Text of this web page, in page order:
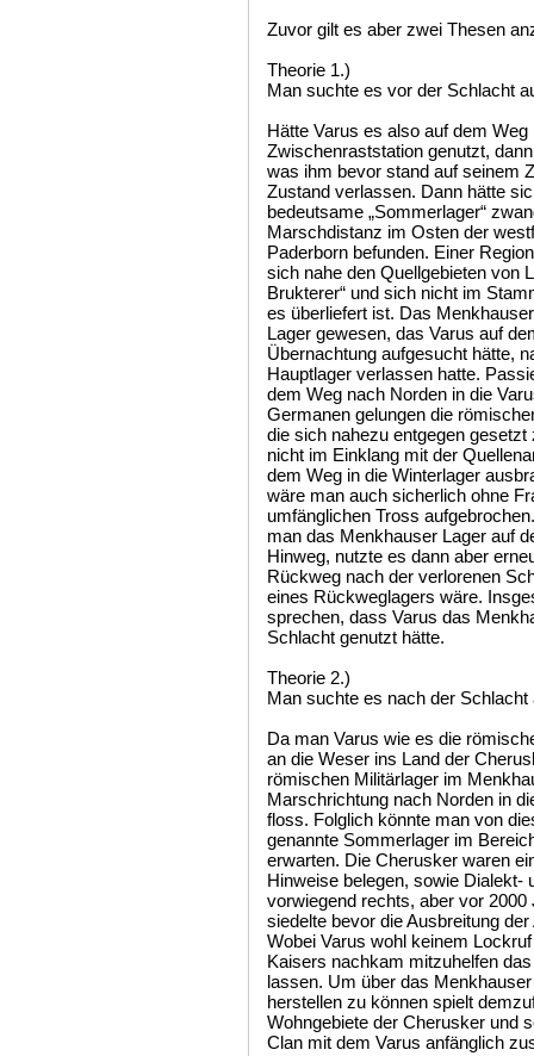
Zuvor gilt es aber zwei Thesen
Theorie 1.)
Man suchte es vor der Schlacht
Hätte Varus es also auf dem
Zwischenraststation genutzt,
was ihm bevor stand auf seinem
Zustand verlassen. Dann hätte
bedeutsame „Sommerlager“
Marschdistanz im Osten der
Paderborn befunden. Einer
sich nahe den Quellgebieten von
Brukterer“ und sich nicht im
es überliefert ist. Das
Lager gewesen, das Varus auf
Übernachtung aufgesucht hätte,
Hauptlager verlassen hatte.
dem Weg nach Norden in die
Germanen gelungen die
die sich nahezu entgegen
nicht im Einklang mit der
dem Weg in die Winterlager
wäre man auch sicherlich ohne
umfänglichen Tross
man das Menkhauser Lager auf
Hinweg, nutzte es dann aber
Rückweg nach der verlorenen
eines Rückweglagers wäre.
sprechen, dass Varus das
Schlacht genutzt hätte.
Theorie 2.)
Man suchte es nach der
Da man Varus wie es die römische Geschichtsschreibung überlieferte an die Weser ins Land der Cherusker gelockt hatte gibt die Lage des römischen Militärlager im Menkhauser Bachtal eine deutliche Marschrichtung nach Norden in die Region vor durch die die Weser floss. Folglich könnte man von dieser Warte aus betrachtet das so genannte Sommerlager im Bereich der Weserschleife bei Vlotho erwarten. Die Cherusker waren ein Stamm der wie geographische Hinweise belegen, sowie Dialekt- und Keramikforschungen zeigen vorwiegend rechts, aber vor 2000 Jahren auch noch links der Weser siedelte bevor die Ausbreitung der Angrivarier sie nach Osten abdrängte. Wobei Varus wohl keinem Lockruf folgte, sondern dem Befehl des Kaisers nachkam mitzuhelfen das Reich nach Osten expandieren zu lassen. Um über das Menkhauser Lager eine Verbindung zur Schlacht herstellen zu können spielt demzufolge sowohl die Lage der Wohngebiete der Cherusker und somit auch der Ort wo der Segimer Clan mit dem Varus anfänglich zusammen arbeitete seine Residenz hatte, eine wesentliche Rolle. Diese Sippe führte das Volk der Cherusker an und ihr Hauptsitz dürfte sich zentral innerhalb ihres Stammesgebietes und weniger in Randlage befunden haben. Das Volk der Cherusker beherrschte seinerzeit eine Großregion die vermutlich das Weserbergland über Hildesheim und Hanover bis an die Oker umfasste und sich über den Nethegau, sowie den Solling und den Westharz bis an die obere Leine erstreckte. Dadurch war dieser Stamm für die römischen Bemühungen nach Osten expandieren zu wollen von elementarer Bedeutung, sodass Rom eine Art Bündnis bzw. ein vertragsähnliches Verhältnis anstrebte. Unter diesen Voraussetzungen lässt sich die Sinnhaftigkeit eines römischen Stützpunktes im Nordwesten ihres Siedlungsgebietes nur schwer erklären was aber nicht davon abhalten soll diese Theorie weiter zu verfolgen. Aus dem vermeintlichen „Sommerlager“, für das sich der Weserknick bei Vlotho anbietet, es aber auch noch östlich davon gelegen haben könnte kommend, marschierten die Rumpflegionen, da man Tiberius einige Kontingente für seinen Markomannen Feldzug abtreten musste in südlicher Richtung. Eine Marschrichtung die der Zielsetzung entsprach die Winterlager erreichen zu wollen. Man hatte folglich das Lager verlassen in dem Varus von Segestes gewarnt worden sein soll, so wie es dieser acht Jahre später zu seiner Reputation in Rom vorgab getan zu haben. Das Lager in dem sich unter Varus der Generalstab traf, man den Marsch ins Gebiet der Aufrührer beschloss und in dem man wie überliefert unter die Waffen trat. Die Region Vlotho am südlichen Weserufer und westlich des Weserberglandes gelegen wo man heute das Ravensberger Platt spricht gehört zur Gruppe der westfälischen Dialekte und befand sich demnach im einstigen Stammesgebiet der Brukterer. Ein Grenzgebiet zum lippisch sprechenden Weserbergland, das ebenfalls zu den westfälischen Dialekte zählt, aber schon zum Ostfälischen Sprachraum der Cherusker tendiert. Ptolemäus der die Cherusker östlich der Weser verortete während die cheruskische Keramikform nach von Uslar im Werrebereich nicht nachweisbar ist. Eine Grenzregion in der man nicht mehr westfälisch, sondern Lippisch spricht, das wiederum einem Übergangsdialekt ins Ostfälische, dem Nachfolgedialekt der Cheruskersprache entspricht. Das 1055 erstmals erwähnte Valethorpe ein Ortsteil von Vlotho deutet darauf hin, dass es wie es die Falenforschung verdeutlicht von Brukterer als auch Cheruskern besiedelt wurde. Nördlich von Vlotho dürfte sich bereits angrivarischer Einfluss bemerkbar gemacht haben, sodass Varus sein Hauptquartier nicht mehr in einem Kerngebiet, sondern im nordwestlichen Randgebiet der Cherusker hatte was sich nicht mit der allgemeinen Auffassung verträgt. Von hier aus hätte Varus demnach seinen Marsch angetreten der vor dem Erreichen des Menkhauser Tales im Desaster endete. Varus verließ das Lager mit einem umfänglichen Anhang an Privatpersonen und Familienangehörigen während Arminius parallel zum Verlassen des Lagers an einen unbekannten Ort zu seinen Männern ritt. Das Dilemma um die folgenden Ereignisse wurzelt bzw. nahm seinen Anfang in der irreführenden Interpretation der antiken Wortwahl bzw. der Fehlübersetzung der Auseinandersetzung zwischen Varus und Arminius. Denn dem Ursprung folgend nannte die Antike sie an keiner Stelle eine Schlacht und das hatte auch seine Gründe, denn für das was geschah fand sich schon in der Antike keine zutreffende Bezeichnung weil sich niemandem im römischen Reich der genaue Hergang erschloss. Primär nannte man das Ereignis „Clades Variana“, das aber für eine Niederlage oder ein Unglück steht. Das Wort Proelium, das man für Kampfhandlungen zwischen Heeren nutzte hätte es